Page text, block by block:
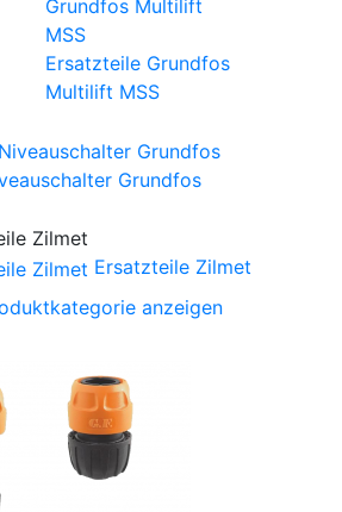
Ersatzteile Grundfos
Multilift MSS
Grundfos
Ersatzteile Zilmet
anzeigen